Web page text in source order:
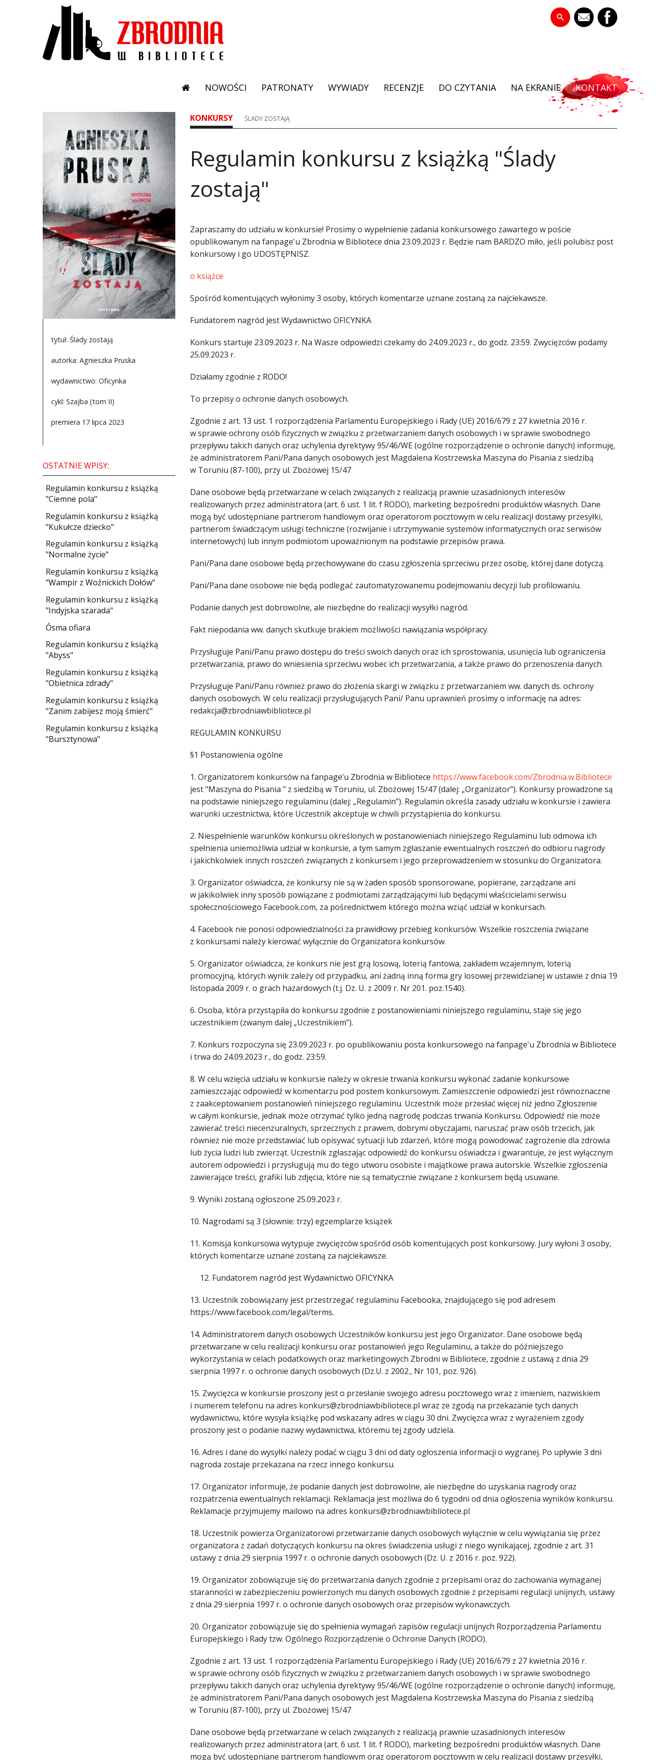
NOWOŚCI PATRONATY WYWIADY RECENZJE DO CZYTANIA NA EKRANIE KONTAKT
tytuł: Ślady zostają
autorka: Agnieszka Pruska
wydawnictwo: Oficynka
cykl: Szajba (tom II)
premiera 17 lipca 2023
OSTATNIE WPISY:
Regulamin konkursu z książką
"Ciemne pola"
Regulamin konkursu z książką
"Kukułcze dziecko"
Regulamin konkursu z książką
"Normalne życie"
Regulamin konkursu z książką
"Wampir z Woźnickich Dołów"
Regulamin konkursu z książką
"Indyjska szarada"
Ósma ofiara
Regulamin konkursu z książką
"Abyss"
Regulamin konkursu z książką
"Obietnica zdrady"
Regulamin konkursu z książką
"Zanim zabijesz moją śmierć"
Regulamin konkursu z książką
"Bursztynowa"
KONKURSY ŚLADY ZOSTAJĄ
Regulamin konkursu z książką "Ślady
zostają"
Zapraszamy do udziału w konkursie! Prosimy o wypełnienie zadania konkursowego zawartego w poście
opublikowanym na fanpage'u Zbrodnia w Bibliotece dnia 23.09.2023 r. Będzie nam BARDZO miło, jeśli polubisz post
konkursowy i go UDOSTĘPNISZ.
o książce
Spośród komentujących wyłonimy 3 osoby, których komentarze uznane zostaną za najciekawsze.
Fundatorem nagród jest Wydawnictwo OFICYNKA
Konkurs startuje 23.09.2023 r. Na Wasze odpowiedzi czekamy do 24.09.2023 r., do godz. 23:59. Zwycięzców podamy
25.09.2023 r.
Działamy zgodnie z RODO!
To przepisy o ochronie danych osobowych.
Zgodnie z art. 13 ust. 1 rozporządzenia Parlamentu Europejskiego i Rady (UE) 2016/679 z 27 kwietnia 2016 r.
w sprawie ochrony osób fizycznych w związku z przetwarzaniem danych osobowych i w sprawie swobodnego
przepływu takich danych oraz uchylenia dyrektywy 95/46/WE (ogólne rozporządzenie o ochronie danych) informuję,
że administratorem Pani/Pana danych osobowych jest Magdalena Kostrzewska Maszyna do Pisania z siedzibą
w Toruniu (87-100), przy ul. Zbożowej 15/47
Dane osobowe będą przetwarzane w celach związanych z realizacją prawnie uzasadnionych interesów
realizowanych przez administratora (art. 6 ust. 1 lit. f RODO), marketing bezpośredni produktów własnych. Dane
mogą być udostępniane partnerom handlowym oraz operatorom pocztowym w celu realizacji dostawy przesyłki,
partnerom świadczącym usługi techniczne (rozwijanie i utrzymywanie systemów informatycznych oraz serwisów
internetowych) lub innym podmiotom upoważnionym na podstawie przepisów prawa.
Pani/Pana dane osobowe będą przechowywane do czasu zgłoszenia sprzeciwu przez osobę, której dane dotyczą.
Pani/Pana dane osobowe nie będą podlegać zautomatyzowanemu podejmowaniu decyzji lub profilowaniu.
Podanie danych jest dobrowolne, ale niezbędne do realizacji wysyłki nagród.
Fakt niepodania ww. danych skutkuje brakiem możliwości nawiązania współpracy.
Przysługuje Pani/Panu prawo dostępu do treści swoich danych oraz ich sprostowania, usunięcia lub ograniczenia
przetwarzania, prawo do wniesienia sprzeciwu wobec ich przetwarzania, a także prawo do przenoszenia danych.
Przysługuje Pani/Panu również prawo do złożenia skargi w związku z przetwarzaniem ww. danych ds. ochrony
danych osobowych. W celu realizacji przysługujących Pani/ Panu uprawnień prosimy o informację na adres:
redakcja@zbrodniawbibliotece.pl
REGULAMIN KONKURSU
§1 Postanowienia ogólne
1. Organizatorem konkursów na fanpage’u Zbrodnia w Bibliotece https://www.facebook.com/Zbrodnia.w.Bibliotece
jest "Maszyna do Pisania " z siedzibą w Toruniu, ul. Zbożowej 15/47 (dalej: „Organizator”). Konkursy prowadzone są
na podstawie niniejszego regulaminu (dalej: „Regulamin”). Regulamin określa zasady udziału w konkursie i zawiera
warunki uczestnictwa, które Uczestnik akceptuje w chwili przystąpienia do konkursu.
2. Niespełnienie warunków konkursu określonych w postanowieniach niniejszego Regulaminu lub odmowa ich
spełnienia uniemożliwia udział w konkursie, a tym samym zgłaszanie ewentualnych roszczeń do odbioru nagrody
i jakichkolwiek innych roszczeń związanych z konkursem i jego przeprowadzeniem w stosunku do Organizatora.
3. Organizator oświadcza, że konkursy nie są w żaden sposób sponsorowane, popierane, zarządzane ani
w jakikolwiek inny sposób powiązane z podmiotami zarządzającymi lub będącymi właścicielami serwisu
społecznościowego Facebook.com, za pośrednictwem którego można wziąć udział w konkursach.
4. Facebook nie ponosi odpowiedzialności za prawidłowy przebieg konkursów. Wszelkie roszczenia związane
z konkursami należy kierować wyłącznie do Organizatora konkursów.
5. Organizator oświadcza, że konkurs nie jest grą losową, loterią fantowa, zakładem wzajemnym, loterią
promocyjną, których wynik zależy od przypadku, ani żadną inną forma gry losowej przewidzianej w ustawie z dnia 19
listopada 2009 r. o grach hazardowych (t.j. Dz. U. z 2009 r. Nr 201. poz.1540).
6. Osoba, która przystąpiła do konkursu zgodnie z postanowieniami niniejszego regulaminu, staje się jego
uczestnikiem (zwanym dalej „Uczestnikiem”).
7. Konkurs rozpoczyna się 23.09.2023 r. po opublikowaniu posta konkursowego na fanpage'u Zbrodnia w Bibliotece
i trwa do 24.09.2023 r., do godz. 23:59.
8. W celu wzięcia udziału w konkursie należy w okresie trwania konkursu wykonać zadanie konkursowe
zamieszczając odpowiedź w komentarzu pod postem konkursowym. Zamieszczenie odpowiedzi jest równoznaczne
z zaakceptowaniem postanowień niniejszego regulaminu. Uczestnik może przesłać więcej niż jedno Zgłoszenie
w całym konkursie, jednak może otrzymać tylko jedną nagrodę podczas trwania Konkursu. Odpowiedź nie może
zawierać treści niecenzuralnych, sprzecznych z prawem, dobrymi obyczajami, naruszać praw osób trzecich, jak
również nie może przedstawiać lub opisywać sytuacji lub zdarzeń, które mogą powodować zagrożenie dla zdrowia
lub życia ludzi lub zwierząt. Uczestnik zgłaszając odpowiedź do konkursu oświadcza i gwarantuje, że jest wyłącznym
autorem odpowiedzi i przysługują mu do tego utworu osobiste i majątkowe prawa autorskie. Wszelkie zgłoszenia
zawierające treści, grafiki lub zdjęcia, które nie są tematycznie związane z konkursem będą usuwane.
9. Wyniki zostaną ogłoszone 25.09.2023 r.
10. Nagrodami są 3 (słownie: trzy) egzemplarze książek
11. Komisja konkursowa wytypuje zwycięzców spośród osób komentujących post konkursowy. Jury wyłoni 3 osoby,
których komentarze uznane zostaną za najciekawsze.
12. Fundatorem nagród jest Wydawnictwo OFICYNKA
13. Uczestnik zobowiązany jest przestrzegać regulaminu Facebooka, znajdującego się pod adresem
https://www.facebook.com/legal/terms.
14. Administratorem danych osobowych Uczestników konkursu jest jego Organizator. Dane osobowe będą
przetwarzane w celu realizacji konkursu oraz postanowień jego Regulaminu, a także do późniejszego
wykorzystania w celach podatkowych oraz marketingowych Zbrodni w Bibliotece, zgodnie z ustawą z dnia 29
sierpnia 1997 r. o ochronie danych osobowych (Dz.U. z 2002., Nr 101, poz. 926).
15. Zwycięzca w konkursie proszony jest o przesłanie swojego adresu pocztowego wraz z imieniem, nazwiskiem
i numerem telefonu na adres konkurs@zbrodniawbibliotece.pl wraz ze zgodą na przekazanie tych danych
wydawnictwu, które wysyła książkę pod wskazany adres w ciągu 30 dni. Zwycięzca wraz z wyrażeniem zgody
proszony jest o podanie nazwy wydawnictwa, któremu tej zgody udziela.
16. Adres i dane do wysyłki należy podać w ciągu 3 dni od daty ogłoszenia informacji o wygranej. Po upływie 3 dni
nagroda zostaje przekazana na rzecz innego konkursu.
17. Organizator informuje, że podanie danych jest dobrowolne, ale niezbędne do uzyskania nagrody oraz
rozpatrzenia ewentualnych reklamacji. Reklamacja jest możliwa do 6 tygodni od dnia ogłoszenia wyników konkursu.
Reklamacje przyjmujemy mailowo na adres konkurs@zbrodniawbibliotece.pl
18. Uczestnik powierza Organizatorowi przetwarzanie danych osobowych wyłącznie w celu wywiązania się przez
organizatora z zadań dotyczących konkursu na okres świadczenia usługi z niego wynikającej, zgodnie z art. 31
ustawy z dnia 29 sierpnia 1997 r. o ochronie danych osobowych (Dz. U. z 2016 r. poz. 922).
19. Organizator zobowiązuje się do przetwarzania danych zgodnie z przepisami oraz do zachowania wymaganej
staranności w zabezpieczeniu powierzonych mu danych osobowych zgodnie z przepisami regulacji unijnych, ustawy
z dnia 29 sierpnia 1997 r. o ochronie danych osobowych oraz przepisów wykonawczych.
20. Organizator zobowiązuje się do spełnienia wymagań zapisów regulacji unijnych Rozporządzenia Parlamentu
Europejskiego i Rady tzw. Ogólnego Rozporządzenie o Ochronie Danych (RODO).
Zgodnie z art. 13 ust. 1 rozporządzenia Parlamentu Europejskiego i Rady (UE) 2016/679 z 27 kwietnia 2016 r.
w sprawie ochrony osób fizycznych w związku z przetwarzaniem danych osobowych i w sprawie swobodnego
przepływu takich danych oraz uchylenia dyrektywy 95/46/WE (ogólne rozporządzenie o ochronie danych) informuję,
że administratorem Pani/Pana danych osobowych jest Magdalena Kostrzewska Maszyna do Pisania z siedzibą
w Toruniu (87-100), przy ul. Zbożowej 15/47
Dane osobowe będą przetwarzane w celach związanych z realizacją prawnie uzasadnionych interesów
realizowanych przez administratora (art. 6 ust. 1 lit. f RODO), marketing bezpośredni produktów własnych. Dane
mogą być udostępniane partnerom handlowym oraz operatorom pocztowym w celu realizacji dostawy przesyłki,